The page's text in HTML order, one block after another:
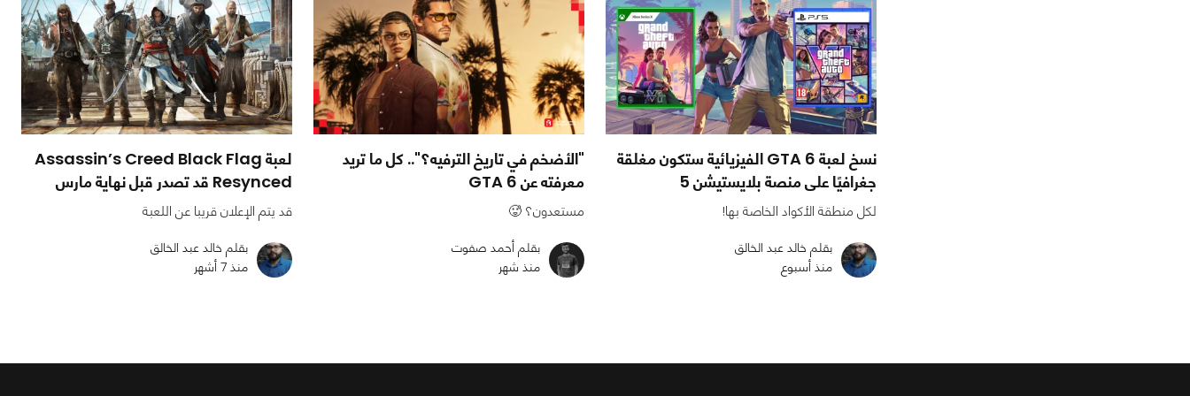
نسخ لعبة GTA 6 الفيزيائية ستكون مغلقة
جغرافيًا على منصة بلايستيشن 5
لكل منطقة الأكواد الخاصة بها!
بقلم خالد عبد الخالق
منذ أسبوع
"الأضخم في تاريخ الترفيه؟".. كل ما تريد
معرفته عن GTA 6
مستعدون؟ 🥵
بقلم أحمد صفوت
منذ شهر
لعبة Assassin’s Creed Black Flag
Resynced قد تصدر قبل نهاية مارس
قد يتم الإعلان قريبا عن اللعبة
بقلم خالد عبد الخالق
منذ 7 أشهر